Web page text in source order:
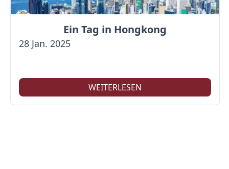
Ein Tag in Hongkong
28 Jan. 2025
WEITERLESEN